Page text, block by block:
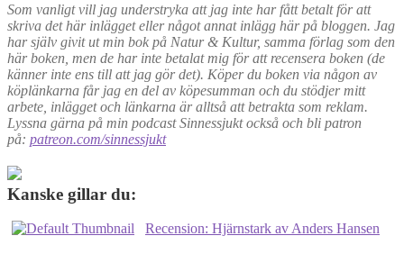
Som vanligt vill jag understryka att jag inte har fått betalt för att
skriva det här inlägget eller något annat inlägg här på bloggen. Jag
har själv givit ut min bok på Natur & Kultur, samma förlag som den
här boken, men de har inte betalat mig för att recensera boken (de
känner inte ens till att jag gör det). Köper du boken via någon av
köplänkarna får jag en del av köpesumman och du stödjer mitt
arbete, inlägget och länkarna är alltså att betrakta som reklam.
Lyssna gärna på min podcast Sinnessjukt också och bli patron
på: patreon.com/sinnessjukt
Kanske gillar du:
Recension: Hjärnstark av Anders Hansen